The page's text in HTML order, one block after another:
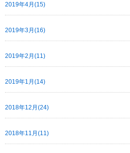
2019年4月(15)
2019年3月(16)
2019年2月(11)
2019年1月(14)
2018年12月(24)
2018年11月(11)